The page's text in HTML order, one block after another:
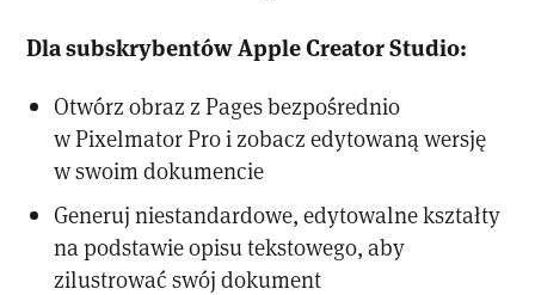
Dla subskrybentów Apple Creator Studio:
Otwórz obraz z Pages bezpośrednio
w Pixelmator Pro i zobacz edytowaną wersję
w swoim dokumencie
Generuj niestandardowe, edytowalne kształty
na podstawie opisu tekstowego, aby
zilustrować swój dokument